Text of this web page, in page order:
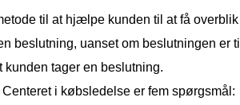
til at hjælpe kunden til at få overblik
beslutning, uanset om beslutningen er til
tager en beslutning.
i købsledelse er fem spørgsmål: